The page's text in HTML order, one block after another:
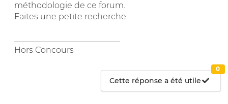
méthodologie de ce forum.
Faites une petite recherche.
Hors Concours
Cette réponse a été utile
0